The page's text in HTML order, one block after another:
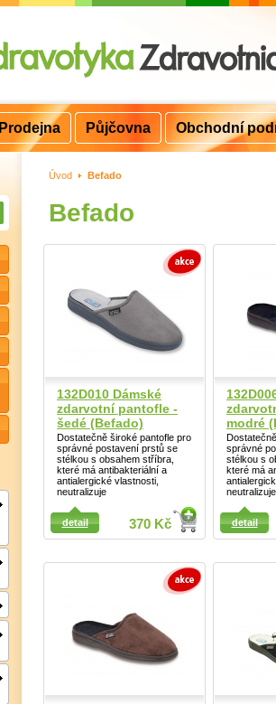
Úvod > Befado
Befado
132D010 Dámské
zdarvotní pantofle -
šedé (Befado)
Dostatečně široké pantofle pro
správné postavení prstů se
stélkou s obsahem stříbra,
které má antibakteriální a
antialergické vlastnosti,
neutralizuje
370 Kč
detail
modré
správné
stélkou s
které má
neutralizuje
detail
Detail
Prodejna Půjčovna Obchodní